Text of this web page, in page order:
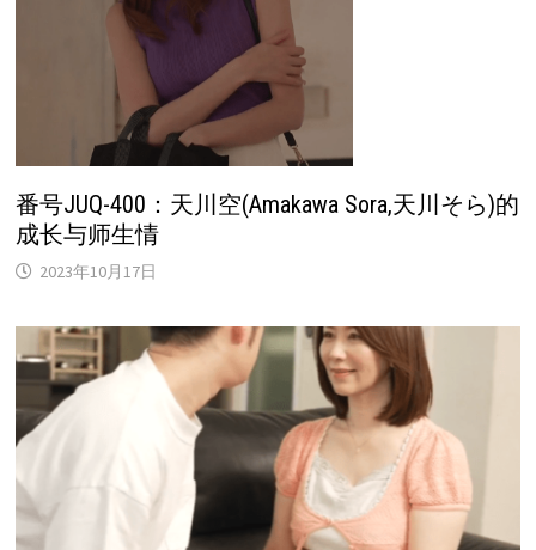
番号JUQ-400：天川空(Amakawa Sora,天川そら)的
成长与师生情
2023年10月17日